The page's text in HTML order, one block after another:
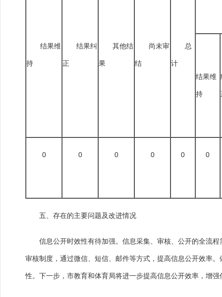
结果维
持
结果纠
正
其他结
果
尚未审
结
总
计
结果维
持
0 0 0 0 0 0
五、存在的主要问题及改进情况
信息公开时效性有待加强。信息采集、审核、公开的全流程
审核制度，通过微信、短信、邮件等方式，提高信息公开效率
性。下一步，市教育和体育局将进一步提高信息公开效率，增